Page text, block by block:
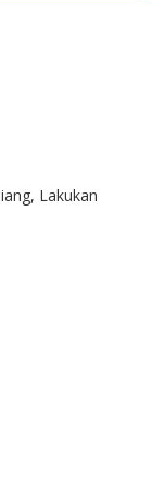
Lakukan